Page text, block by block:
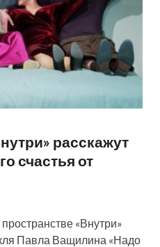
расскажут
счастья от
«Внутри»
Павла Ващилина «Надо